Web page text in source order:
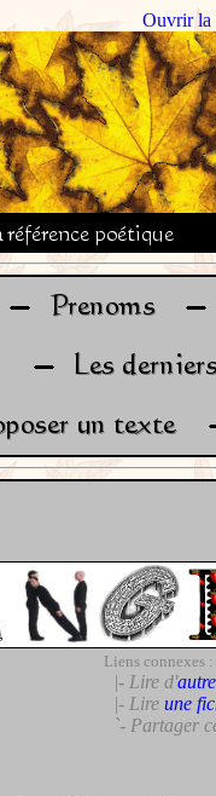
Ouvrir la
Liens connexes :
|- Lire d'
|- Lire une
`- Partager